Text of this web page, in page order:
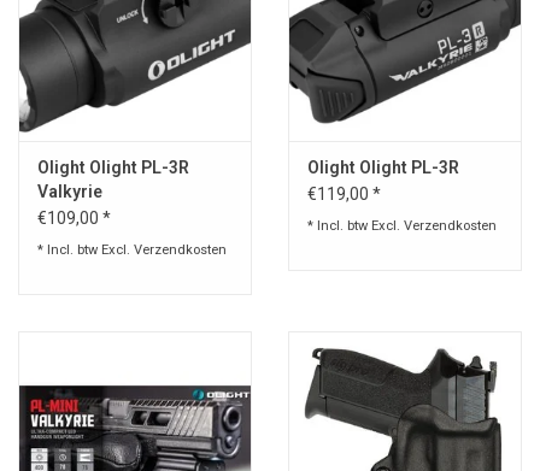
Olight Olight PL-3R
Valkyrie
€109,00 *
* Incl. btw Excl. Verzendkosten
Olight Olight PL-3R
€119,00 *
* Incl. btw Excl. Verzendkosten